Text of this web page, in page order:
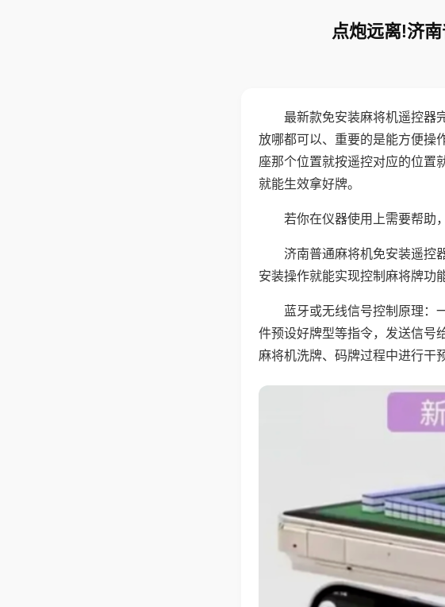
点炮远离!济
最新款免安装麻将机遥控器
放哪都可以、重要的是能方便操
座那个位置就按遥控对应的位置
就能生效拿好牌。
若你在仪器使用上需要帮助
济南普通麻将机免安装遥控
安装操作就能实现控制麻将牌功
蓝牙或无线信号控制原理：
件预设好牌型等指令，发送信号
麻将机洗牌、码牌过程中进行干